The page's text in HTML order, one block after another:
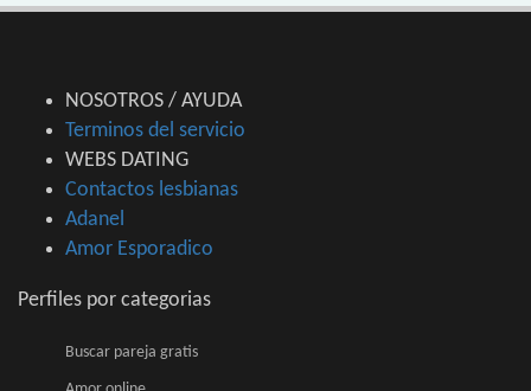
NOSOTROS / AYUDA
Terminos del servicio
WEBS DATING
Contactos lesbianas
Adanel
Amor Esporadico
Perfiles por categorias
Buscar pareja gratis